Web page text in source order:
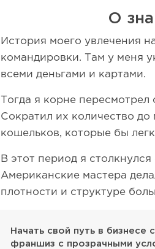
О
История моего увлечения
командировки. Там у меня
всеми деньгами и картами.
Тогда я корне
Сократил их количество
кошельков, которые бы
В этот период я
Американские мастера
плотности и структуре
Начать свой путь в
франшиз с прозрачными